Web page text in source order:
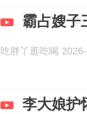
霸占嫂子
吃胖丫逛吃喝
李大娘护